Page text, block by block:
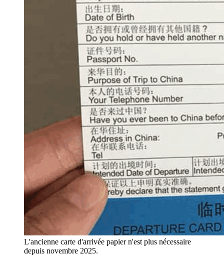
L'ancienne carte d'arrivée papier n'est plus nécessaire
depuis novembre 2025.